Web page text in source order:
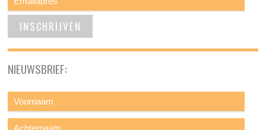
NIEUWSBRIEF: